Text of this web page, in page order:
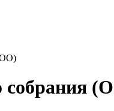
собрания